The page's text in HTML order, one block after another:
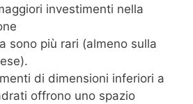
investimenti nella
sono più rari (almeno sulla
di dimensioni inferiori a
offrono uno spazio